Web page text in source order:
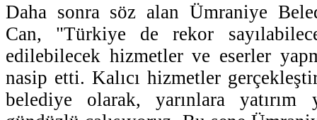
Daha sonra söz alan Ümraniye
Can, "Türkiye de rekor
edilebilecek hizmetler ve eserler
nasip etti. Kalıcı hizmetler
belediye olarak, yarınlara